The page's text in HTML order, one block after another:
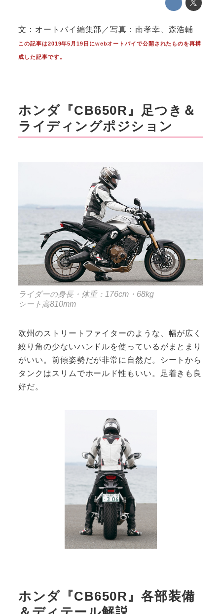
文：オートバイ編集部／写真：南孝幸、森浩輔
この記事は2019年5月19日にwebオートバイで公開されたものを再構
成した記事です。
ホンダ『CB650R』足つき＆
ライディングポジション
ライダーの身長・体重：176cm・68kg
シート高810mm
欧州のストリートファイターのような、幅が広く
絞り角の少ないハンドルを使っているがまとまり
がいい。前傾姿勢だが非常に自然だ。シートから
タンクはスリムでホールド性もいい。足着きも良
好だ。
ホンダ『CB650R』各部装備